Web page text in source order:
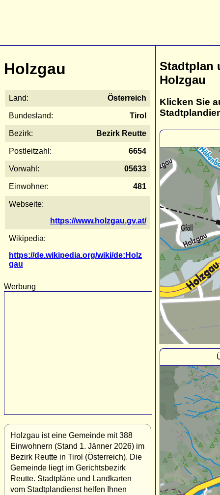
Holzgau
Land: Österreich
Bundesland: Tirol
Bezirk: Bezirk Reutte
Postleitzahl: 6654
Vorwahl: 05633
Einwohner: 481
Webseite:
https://www.holzgau.gv.at/
Wikipedia:
https://de.wikipedia.org/wiki/de:Holz
gau
Werbung
Holzgau ist eine Gemeinde mit 388
Einwohnern (Stand 1. Jänner 2026) im
Bezirk Reutte in Tirol (Österreich). Die
Gemeinde liegt im Gerichtsbezirk
Reutte. Stadtpläne und Landkarten
vom Stadtplandienst helfen Ihnen
Stadtplan
Holzgau
Klicken Sie